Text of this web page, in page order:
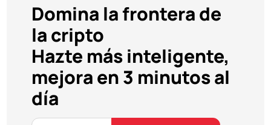
Domina la frontera de
la cripto
Hazte más inteligente,
mejora en 3 minutos al
día